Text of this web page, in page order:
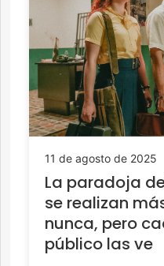
11 de agosto de 2025
La paradoja
se realizan
nunca, pero
público las ve